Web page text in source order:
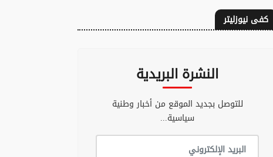
كفى نيوزليتر
النشرة البريدية
للتوصل بجديد الموقع من أخبار وطنية
سياسية...